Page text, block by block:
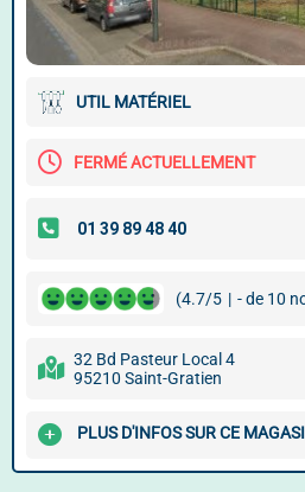
UTIL MATÉRIEL
FERMÉ ACTUELLEMENT
(4.7/5 | - de 10
32 Bd Pasteur Local 4
95210 Saint-Gratien
PLUS D'INFOS SUR CE